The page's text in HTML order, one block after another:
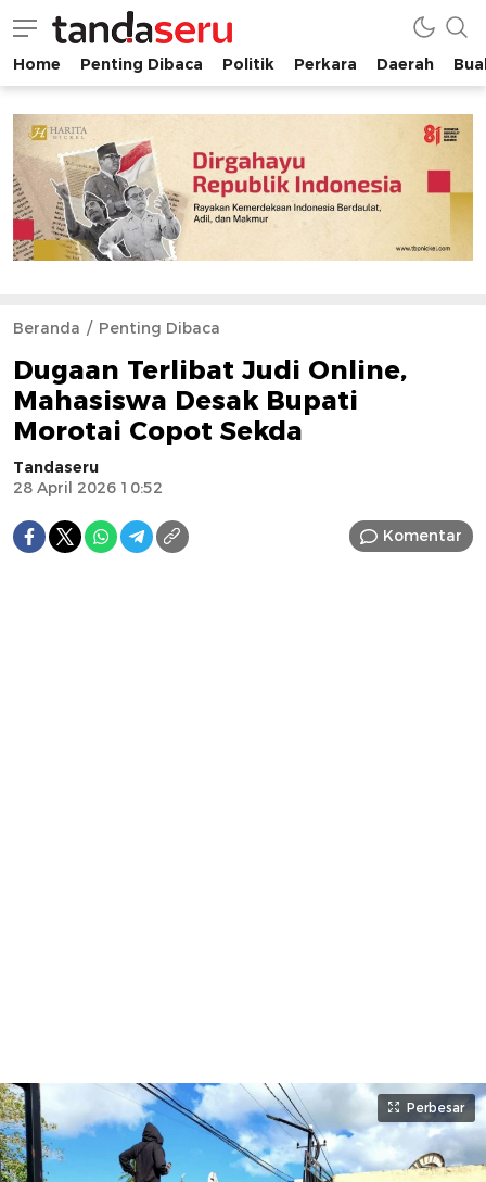
tandaseru.com | Penting Dibaca
tandaseru.com
Home Penting Dibaca Politik Perkara Daerah
Beranda Penting Dibaca
Dugaan Terlibat Judi Online,
Mahasiswa Desak Bupati
Morotai Copot Sekda
Tandaseru
28 April 2026 10:52
Komentar
Perbesar